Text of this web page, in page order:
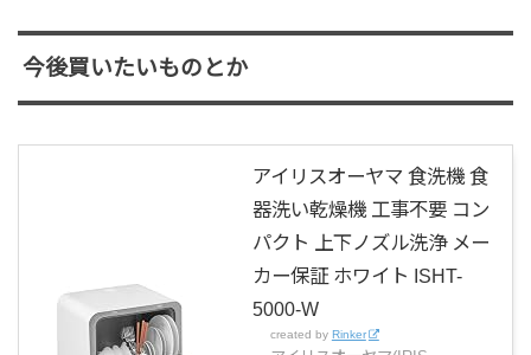
今後買いたいものとか
アイリスオーヤマ 食洗機 食
器洗い乾燥機 工事不要 コン
パクト 上下ノズル洗浄 メー
カー保証 ホワイト ISHT-
5000-W
created by Rinker